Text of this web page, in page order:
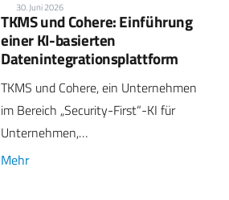
30. Juni 2026
TKMS und Cohere: Einführung
einer KI-basierten
Datenintegrationsplattform
TKMS und Cohere, ein Unternehmen
im Bereich „Security-First“-KI für
Unternehmen,…
Mehr